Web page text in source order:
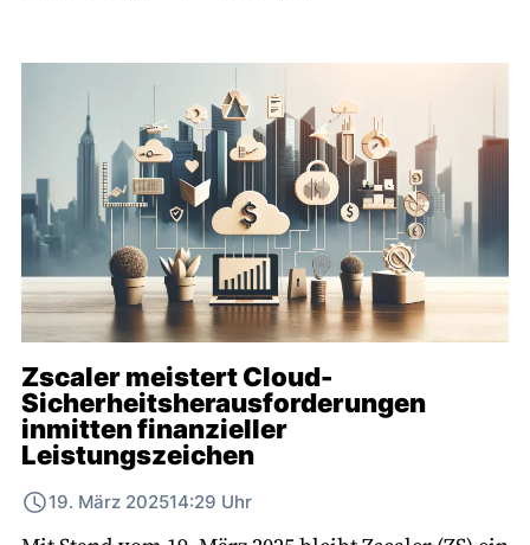
Zscaler meistert Cloud-
Sicherheitsherausforderungen
inmitten finanzieller
Leistungszeichen
19. März 202514:29 Uhr